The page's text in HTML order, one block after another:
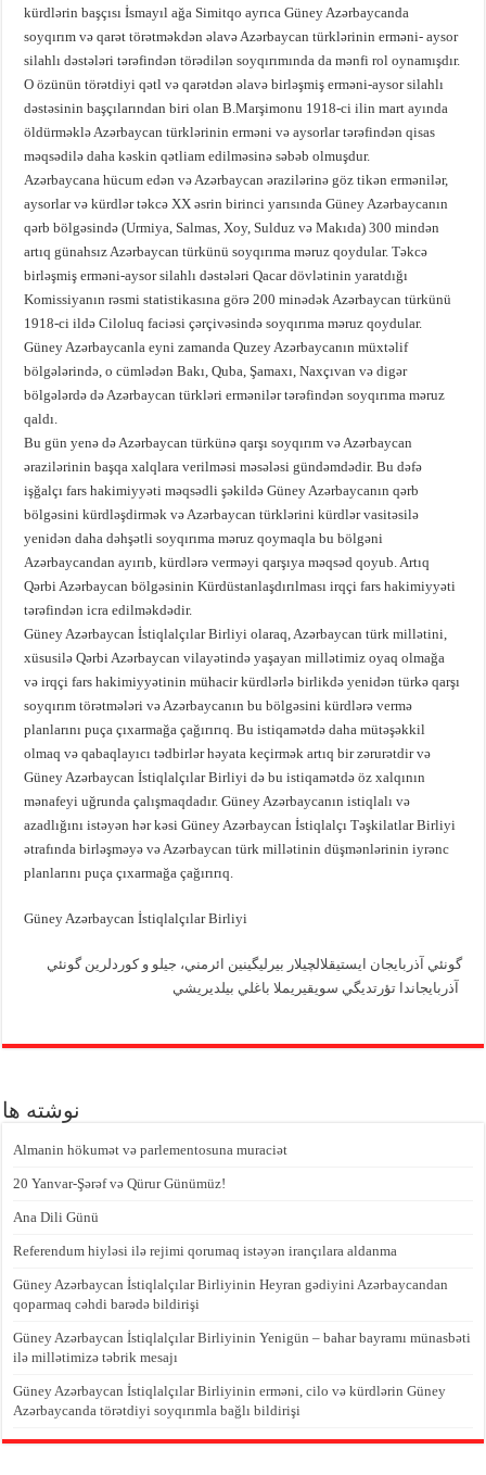
kürdlərin başçısı İsmayıl ağa Simitqo ayrıca Güney Azərbaycanda
soyqırım və qarət törətməkdən əlavə Azərbaycan türklərinin erməni- aysor
silahlı dəstələri tərəfindən törədilən soyqırımında da mənfi rol oynamışdır.
O özünün törətdiyi qətl və qarətdən əlavə birləşmiş erməni-aysor silahlı
dəstəsinin başçılarından biri olan B.Marşimonu 1918-ci ilin mart ayında
öldürməklə Azərbaycan türklərinin erməni və aysorlar tərəfindən qisas
məqsədilə daha kəskin qətliam edilməsinə səbəb olmuşdur.
Azərbaycana hücum edən və Azərbaycan ərazilərinə göz tikən ermənilər,
aysorlar və kürdlər təkcə XX əsrin birinci yarısında Güney Azərbaycanın
qərb bölgəsində (Urmiya, Salmas, Xoy, Sulduz və Makıda) 300 mindən
artıq günahsız Azərbaycan türkünü soyqırıma məruz qoydular. Təkcə
birləşmiş erməni-aysor silahlı dəstələri Qacar dövlətinin yaratdığı
Komissiyanın rəsmi statistikasına görə 200 minədək Azərbaycan türkünü
1918-ci ildə Ciloluq faciəsi çərçivəsində soyqırıma məruz qoydular.
Güney Azərbaycanla eyni zamanda Quzey Azərbaycanın müxtəlif
bölgələrində, o cümlədən Bakı, Quba, Şamaxı, Naxçıvan və digər
bölgələrdə də Azərbaycan türkləri ermənilər tərəfindən soyqırıma məruz
qaldı.
Bu gün yenə də Azərbaycan türkünə qarşı soyqırım və Azərbaycan
ərazilərinin başqa xalqlara verilməsi məsələsi gündəmdədir. Bu dəfə
işğalçı fars hakimiyyəti məqsədli şəkildə Güney Azərbaycanın qərb
bölgəsini kürdləşdirmək və Azərbaycan türklərini kürdlər vasitəsilə
yenidən daha dəhşətli soyqırıma məruz qoymaqla bu bölgəni
Azərbaycandan ayırıb, kürdlərə verməyi qarşıya məqsəd qoyub. Artıq
Qərbi Azərbaycan bölgəsinin Kürdüstanlaşdırılması irqçi fars hakimiyyəti
tərəfindən icra edilməkdədir.
Güney Azərbaycan İstiqlalçılar Birliyi olaraq, Azərbaycan türk millətini,
xüsusilə Qərbi Azərbaycan vilayətində yaşayan millətimiz oyaq olmağa
və irqçi fars hakimiyyətinin mühacir kürdlərlə birlikdə yenidən türkə qarşı
soyqırım törətmələri və Azərbaycanın bu bölgəsini kürdlərə vermə
planlarını puça çıxarmağa çağırırıq. Bu istiqamətdə daha mütəşəkkil
olmaq və qabaqlayıcı tədbirlər həyata keçirmək artıq bir zərurətdir və
Güney Azərbaycan İstiqlalçılar Birliyi də bu istiqamətdə öz xalqının
mənafeyi uğrunda çalışmaqdadır. Güney Azərbaycanın istiqlalı və
azadlığını istəyən hər kəsi Güney Azərbaycan İstiqlalçı Təşkilatlar Birliyi
ətrafında birləşməyə və Azərbaycan türk millətinin düşmənlərinin iyrənc
planlarını puça çıxarmağa çağırırıq.
Güney Azərbaycan İstiqlalçılar Birliyi
گونئي آذربايجان ايستيقلالچيلار بيرليگينين ائرمني، جيلو و کوردلرين گونئي
نوشته ها
Almanin hökumət və parlementosuna muraciət
20 Yanvar-Şərəf və Qürur Günümüz!
Ana Dili Günü
Referendum hiyləsi ilə rejimi qorumaq istəyən irançılara aldanma
Güney Azərbaycan İstiqlalçılar Birliyinin Heyran gədiyini Azərbaycandan
qoparmaq cəhdi barədə bildirişi
Güney Azərbaycan İstiqlalçılar Birliyinin Yenigün – bahar bayramı münasbəti
ilə millətimizə təbrik mesajı
Güney Azərbaycan İstiqlalçılar Birliyinin erməni, cilo və kürdlərin Güney
Azərbaycanda törətdiyi soyqırımla bağlı bildirişi